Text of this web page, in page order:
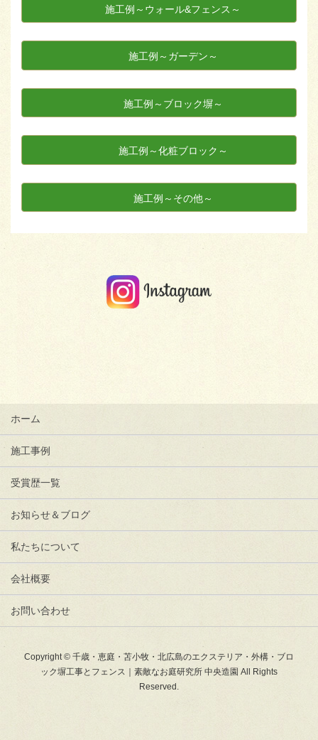
施工例～ウォール&フェンス～
施工例～ガーデン～
施工例～ブロック塀～
施工例～化粧ブロック～
施工例～その他～
ホーム
施工事例
受賞歴一覧
お知らせ＆ブログ
私たちについて
会社概要
お問い合わせ
Copyright © 千歳・恵庭・苫小牧・北広島のエクステリア・外構・ブロ
ック塀工事とフェンス｜素敵なお庭研究所 中央造園 All Rights
Reserved.